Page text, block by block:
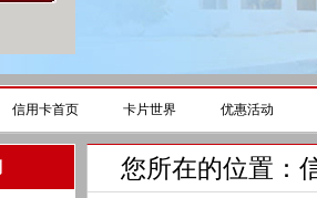
信用卡首页 卡片世界 优惠活动
您所在的位置：